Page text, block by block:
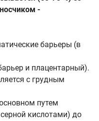
-
барьеры (в
и плацентарный).
с грудным
путем
кислотами) до